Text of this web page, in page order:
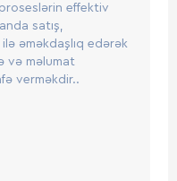
effektiv
satış,
əməkdaşlıq edərək
və məlumat
verməkdir..